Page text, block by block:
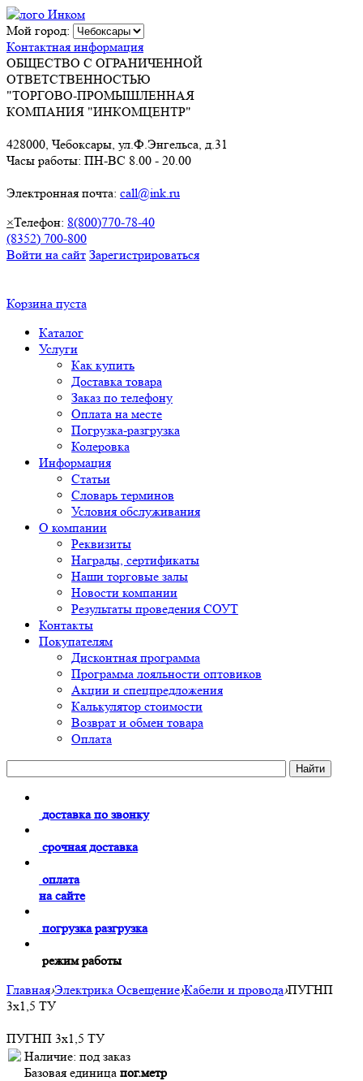
Мой город:
Контактная информация
ОБЩЕСТВО С ОГРАНИЧЕННОЙ
ОТВЕТСТВЕННОСТЬЮ
"ТОРГОВО-ПРОМЫШЛЕННАЯ
КОМПАНИЯ "ИНКОМЦЕНТР"
428000, Чебоксары, ул.Ф.Энгельса, д.31
Часы работы: ПН-ВС 8.00 - 20.00
Электронная почта: call@ink.ru
×Телефон: 8(800)770-78-40
(8352) 700-800
Войти на сайт Зарегистрироваться
Корзина пуста
Каталог
Услуги
Как купить
Доставка товара
Заказ по телефону
Оплата на месте
Погрузка-разгрузка
Колеровка
Информация
Статьи
Словарь терминов
Условия обслуживания
О компании
Реквизиты
Награды, сертификаты
Наши торговые залы
Новости компании
Результаты проведения СОУТ
Контакты
Покупателям
Дисконтная программа
Программа лояльности оптовиков
Акции и спецпредложения
Калькулятор стоимости
Возврат и обмен товара
Оплата
доставка по звонку
срочная доставка
оплата
на сайте
погрузка разгрузка
режим работы
Главная›Электрика Освещение›Кабели и провода›ПУГНП
3х1,5 ТУ
ПУГНП 3х1,5 ТУ
Наличие: под заказ
Базовая единица пог.метр